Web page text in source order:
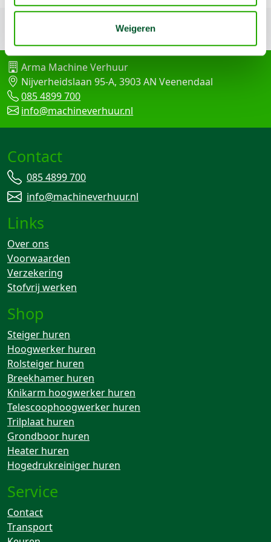
Weigeren
Terug naar boven
Arma Machine Verhuur
Nijverheidslaan 95-A, 3903 AN Veenendaal
085 4899 700
info@machineverhuur.nl
Contact
085 4899 700
info@machineverhuur.nl
Links
Over ons
Voorwaarden
Verzekering
Stofvrij werken
Shop
Steiger huren
Hoogwerker huren
Rolsteiger huren
Breekhamer huren
Knikarm hoogwerker huren
Telescoophoogwerker huren
Trilplaat huren
Grondboor huren
Heater huren
Hogedrukreiniger huren
Service
Contact
Transport